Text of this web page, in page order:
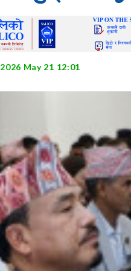
2026 May 21 12:01